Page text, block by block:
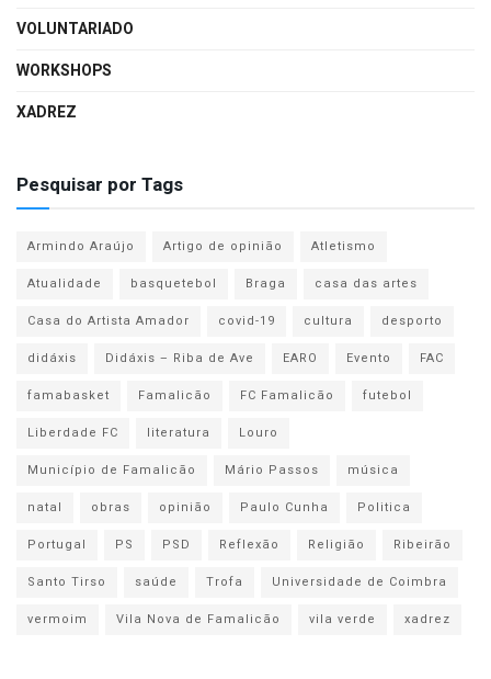
VOLUNTARIADO
WORKSHOPS
XADREZ
Pesquisar por Tags
Armindo Araújo Artigo de opinião
Atletismo
Atualidade
basquetebol Braga
casa das artes
Casa do Artista Amador
covid-19 cultura
desporto
didáxis
Didáxis – Riba de Ave EARO Evento
FAC
famabasket
Famalicão FC Famalicão
futebol
Liberdade FC
literatura
Louro
Município de Famalicão
Mário Passos
música
natal
obras opinião Paulo Cunha
Politica
Portugal
PS PSD Reflexão Religião
Ribeirão
Santo Tirso
saúde Trofa
Universidade de Coimbra
vermoim
Vila Nova de Famalicão vila verde xadrez